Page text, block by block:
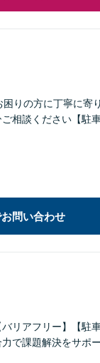
りの方に丁寧に寄
相談ください【駐車
問い合わせ
リアフリー】【駐
で課題解決をサポ